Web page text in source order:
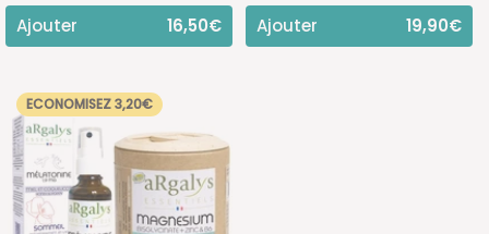
Ajouter 16,50€ Ajouter 19,90€
ECONOMISEZ 3,20€